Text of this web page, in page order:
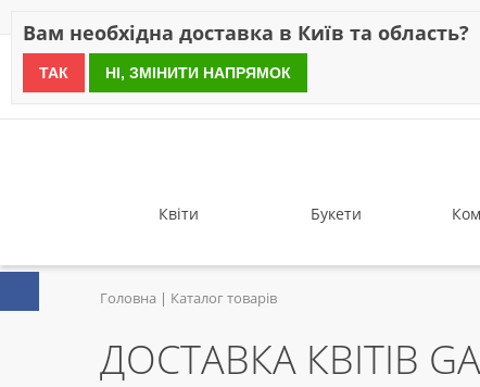
since 1999
Квіти Букети
Головна Каталог товарів
ДОСТАВКА КВІТІВ
Вам необхідна доставка в Київ та область?
ТАК НІ, ЗМІНИТИ НАПРЯМОК